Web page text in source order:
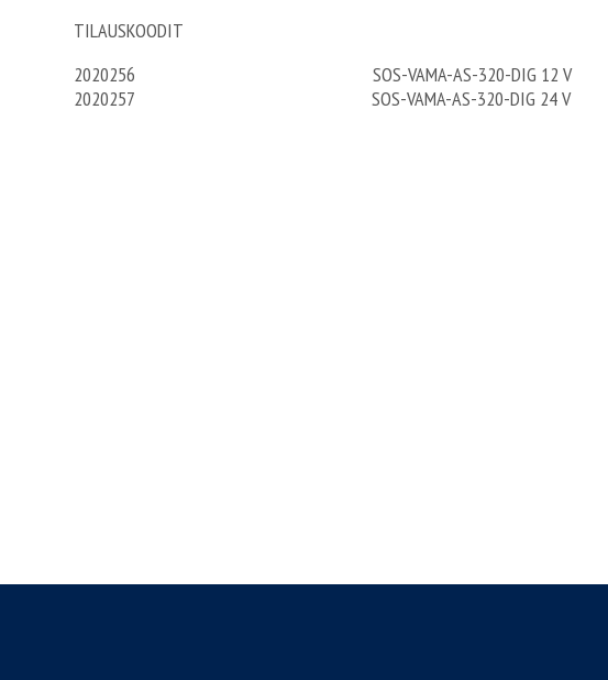
TILAUSKOODIT
2020256 SOS-VAMA-AS-320-DIG 12 V
2020257 SOS-VAMA-AS-320-DIG 24 V